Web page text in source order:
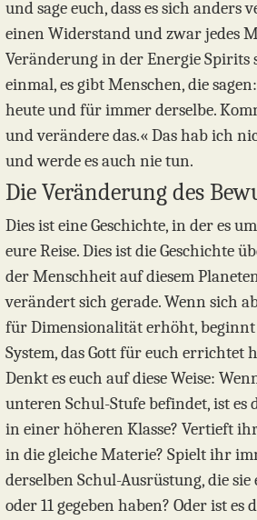
und sage euch, dass es sich anders
einen Widerstand und zwar jedes
Veränderung in der Energie Spirits
einmal, es gibt Menschen, die
heute und für immer derselbe.
und verändere das.« Das hab ich
und werde es auch nie tun.
Die Veränderung des
Dies ist eine Geschichte, in der es
eure Reise. Dies ist die Geschichte
der Menschheit auf diesem
verändert sich gerade. Wenn sich
für Dimensionalität erhöht, beginnt
System, das Gott für euch errichtet
Denkt es euch auf diese Weise:
unteren Schul-Stufe befindet, ist
in einer höheren Klasse? Vertieft
in die gleiche Materie? Spielt ihr
derselben Schul-Ausrüstung, die
oder 11 gegeben haben? Oder ist es